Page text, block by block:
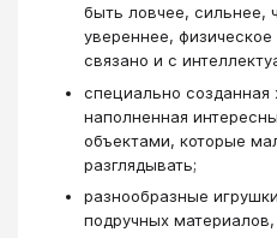
быть ловчее, сильнее,
увереннее,
связано и с
специально созданная
наполненная
объектами, которые
разглядывать;
разнообразные
подручных